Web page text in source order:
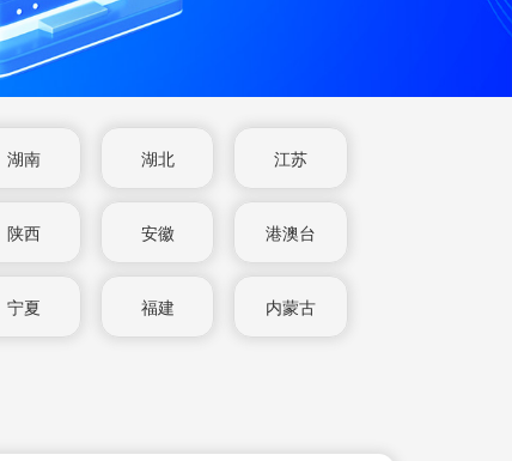
湖南 湖北 江苏
陕西 安徽 港澳台
宁夏 福建 内蒙古